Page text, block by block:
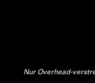
Nur Overhead-